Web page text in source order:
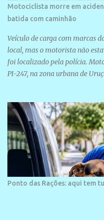
Motociclista morre em
batida com caminhão
Veículo de carga com marcas
local, mas o motorista não
foi localizado pela polícia.
PI-247, na zona urbana de
A Polícia Militar informou que
colisão foi encontrado
da Polícia Militar (10º BPM), a
para atender à ocorrência.
chegar ao local, os policiais
encontraram um caminhão
do acidente. O motorista do
Ponto das Rações: aqui tem